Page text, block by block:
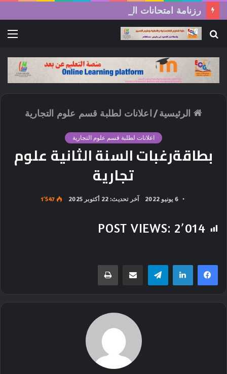
بحث
الرئيسية/ اعلانات لطلبة قسم علوم التجارية
اعلانات لطلبة قسم علوم التجارية
بطاقةرغبات السنة الثانية علوم
تجارية
6 يونيو 2022 آخر تحديث: 22 أكتوبر 2025 1٬547
POST VIEWS: 2٬014
تيلقرام مشاركة عبر البريد طباعة